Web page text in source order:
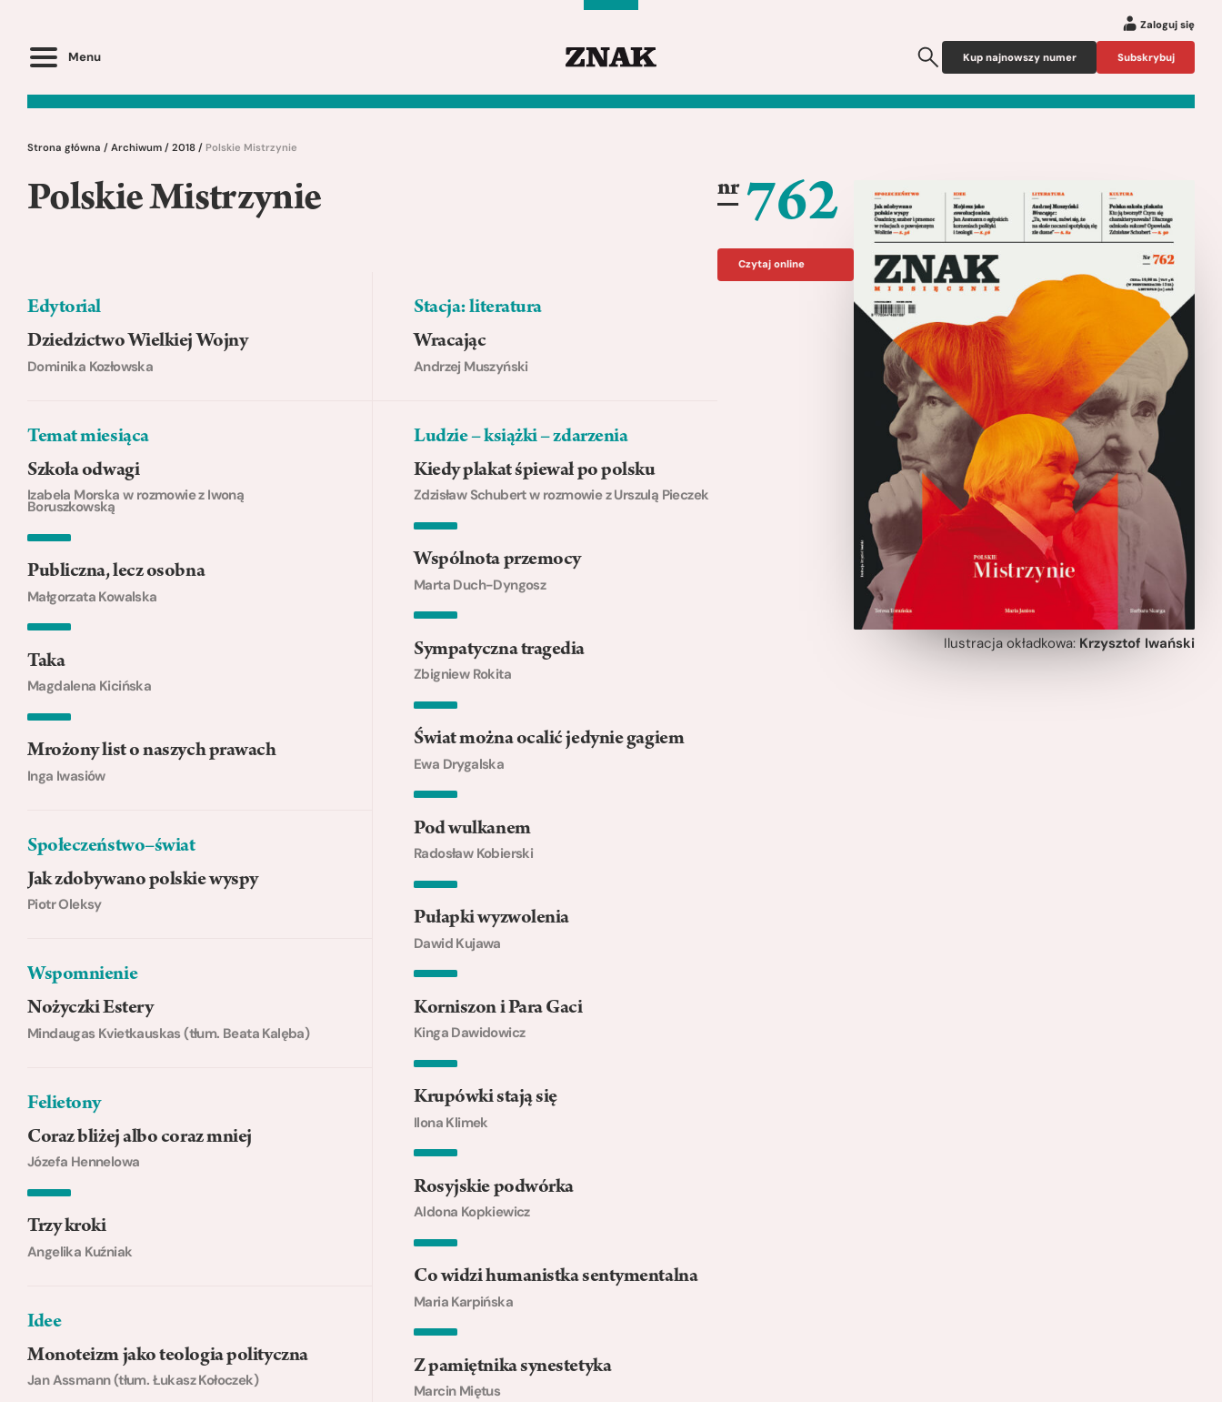
Menu
Zaloguj się
Kup najnowszy numer Subskrybuj
Strona główna / Archiwum / 2018 / Polskie Mistrzynie
Polskie Mistrzynie
Edytorial
Dziedzictwo Wielkiej Wojny
Dominika Kozłowska
Temat miesiąca
Szkoła odwagi
Izabela Morska w rozmowie z Iwoną
Boruszkowską
Publiczna, lecz osobna
Małgorzata Kowalska
Taka
Magdalena Kicińska
Mrożony list o naszych prawach
Inga Iwasiów
Społeczeństwo–świat
Jak zdobywano polskie wyspy
Piotr Oleksy
Wspomnienie
Nożyczki Estery
Mindaugas Kvietkauskas (tłum. Beata Kalęba)
Felietony
Coraz bliżej albo coraz mniej
Józefa Hennelowa
Trzy kroki
Angelika Kuźniak
Idee
Monoteizm jako teologia polityczna
Jan Assmann (tłum. Łukasz Kołoczek)
Stacja: literatura
Wracając
Andrzej Muszyński
Ludzie – książki – zdarzenia
Kiedy plakat śpiewał po polsku
Zdzisław Schubert w rozmowie z Urszulą Pieczek
Wspólnota przemocy
Marta Duch-Dyngosz
Sympatyczna tragedia
Zbigniew Rokita
Świat można ocalić jedynie gagiem
Ewa Drygalska
Pod wulkanem
Radosław Kobierski
Pułapki wyzwolenia
Dawid Kujawa
Korniszon i Para Gaci
Kinga Dawidowicz
Krupówki stają się
Ilona Klimek
Rosyjskie podwórka
Aldona Kopkiewicz
Co widzi humanistka sentymentalna
Maria Karpińska
Z pamiętnika synestetyka
Marcin Miętus
nr 762
Czytaj online
Ilustracja okładkowa: Krzysztof Iwański